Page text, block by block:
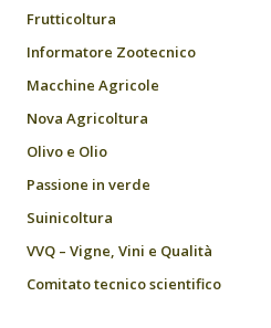
Frutticoltura
Informatore Zootecnico
Macchine Agricole
Nova Agricoltura
Olivo e Olio
Passione in verde
Suinicoltura
VVQ – Vigne, Vini e Qualità
Comitato tecnico scientifico